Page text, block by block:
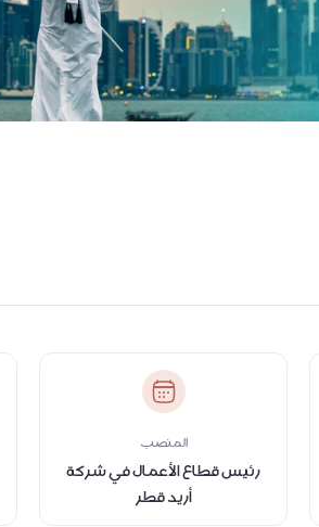
المنصب
رئيس قطاع الأعمال في شركة
أريد قطر